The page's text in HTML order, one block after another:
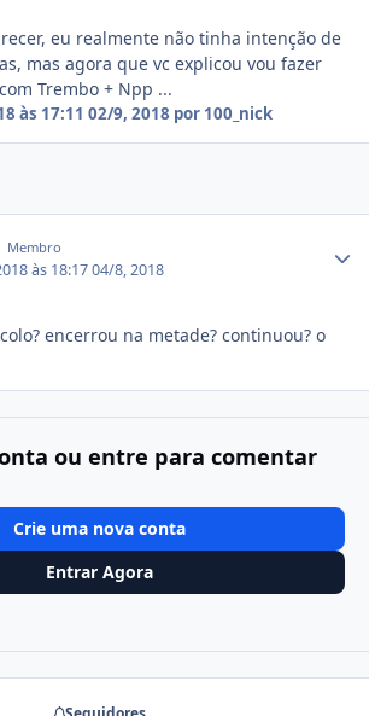
eu realmente não tinha intenção de
mas agora que vc explicou vou fazer
Trembo + Npp ...
às 17:11 02/9, 2018 por 100_nick
Membro
às 18:1704/8, 2018
encerrou na metade? continuou? o
ou entre para comentar
Crie uma nova conta
Entrar Agora